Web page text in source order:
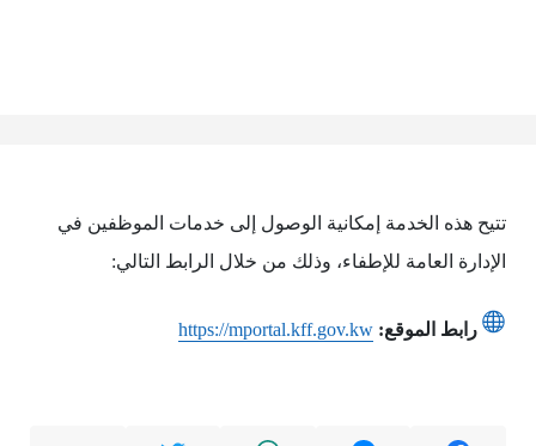
تتيح هذه الخدمة إمكانية الوصول إلى خدمات الموظفين في
الإدارة العامة للإطفاء، وذلك من خلال الرابط التالي:
رابط الموقع: https://mportal.kff.gov.kw